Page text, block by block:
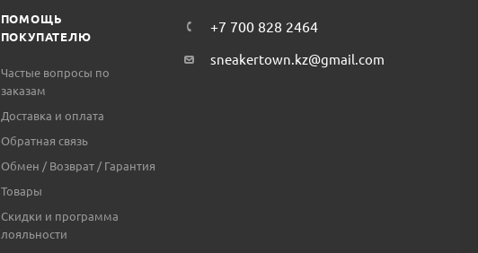
ПОМОЩЬ
ПОКУПАТЕЛЮ
Частые вопросы по
заказам
Доставка и оплата
Обратная связь
Обмен / Возврат / Гарантия
Товары
Скидки и программа
лояльности
+7 700 828 2464
sneakertown.kz@gmail.com